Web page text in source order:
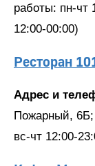
работы: пн-чт
12:00-00:00)
Ресторан
Адрес и
Пожарный, 6Б;
вс-чт 12:00-